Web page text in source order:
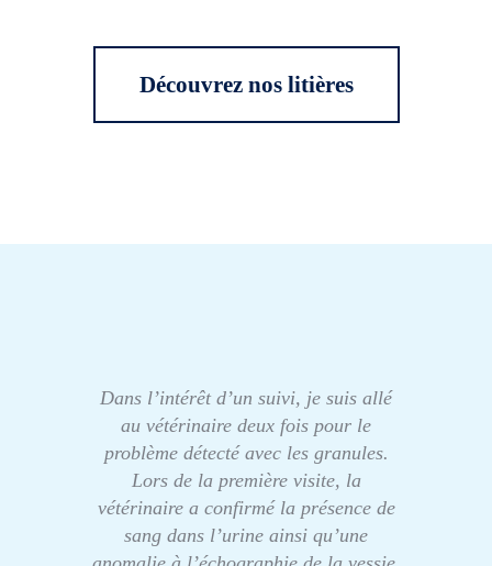
Découvrez nos litières
Dans l’intérêt d’un suivi, je suis allé
au vétérinaire deux fois pour le
problème détecté avec les granules.
Lors de la première visite, la
vétérinaire a confirmé la présence de
sang dans l’urine ainsi qu’une